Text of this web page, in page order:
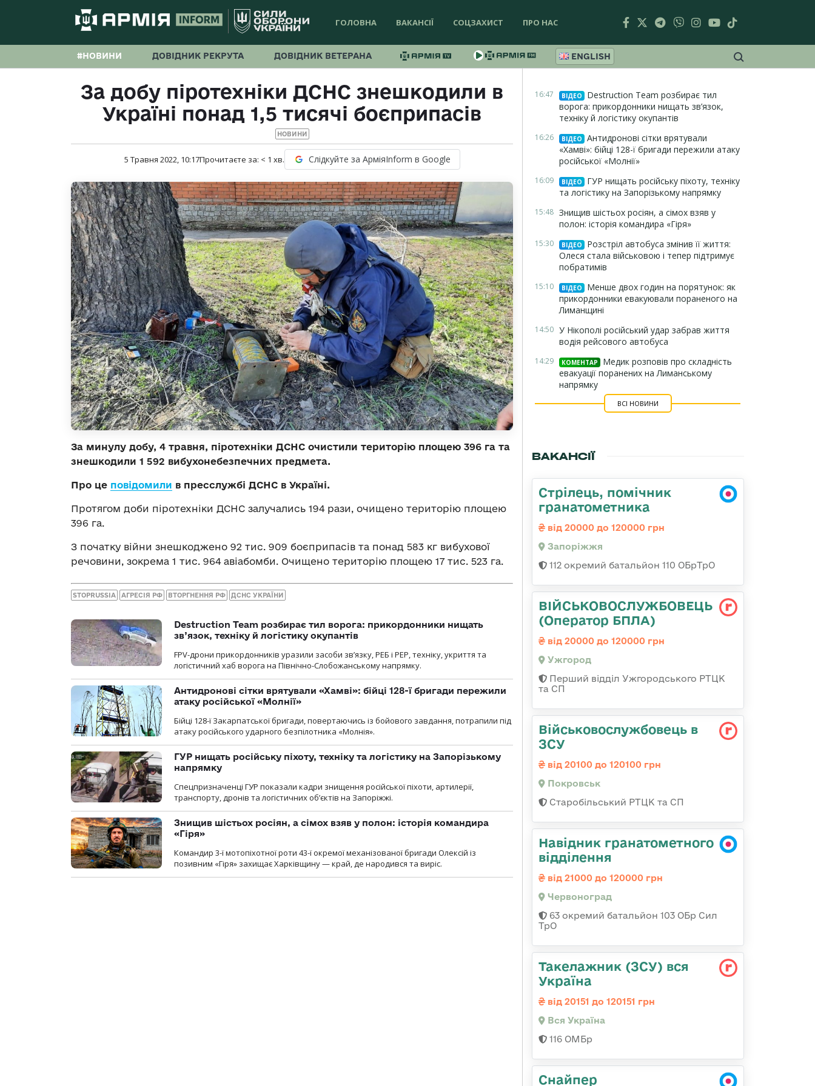
ГОЛОВНА ВАКАНСІЇ СОЦЗАХИСТ ПРО НАС
#НОВИНИ ДОВІДНИК РЕКРУТА ДОВІДНИК ВЕТЕРАНА ENGLISH
За добу піротехніки ДСНС знешкодили в
Україні понад 1,5 тисячі боєприпасів
НОВИНИ
5 Травня 2022, 10:17Прочитаєте за: < 1 хв. Слідкуйте за АрміяInform в Google
За минулу добу, 4 травня, піротехніки ДСНС очистили територію площею 396 га та
знешкодили 1 592 вибухонебезпечних предмета.
Про це повідомили в пресслужбі ДСНС в Україні.
Протягом доби піротехніки ДСНС залучались 194 рази, очищено територію площею
396 га.
З початку війни знешкоджено 92 тис. 909 боєприпасів та понад 583 кг вибухової
речовини, зокрема 1 тис. 964 авіабомби. Очищено територію площею 17 тис. 523 га.
STOPRUSSIA АГРЕСІЯ РФ ВТОРГНЕННЯ РФ ДСНС УКРАЇНИ
Destruction Team розбирає тил ворога: прикордонники нищать
зв’язок, техніку й логістику окупантів
FPV-дрони прикордонників уразили засоби зв’язку, РЕБ і РЕР, техніку, укриття та
логістичний хаб ворога на Північно-Слобожанському напрямку.
Антидронові сітки врятували «Хамві»: бійці 128-ї бригади пережили
атаку російської «Молнії»
Бійці 128-ї Закарпатської бригади, повертаючись із бойового завдання, потрапили під
атаку російського ударного безпілотника «Молнія».
ГУР нищать російську піхоту, техніку та логістику на Запорізькому
напрямку
Спецпризначенці ГУР показали кадри знищення російської піхоти, артилерії,
транспорту, дронів та логістичних об’єктів на Запоріжжі.
Знищив шістьох росіян, а сімох взяв у полон: історія командира
«Гіря»
Командир 3-ї мотопіхотної роти 43-ї окремої механізованої бригади Олексій із
позивним «Гіря» захищає Харківщину — край, де народився та виріс.
16:47 ВІДЕО
Destruction Team розбирає тил
ворога: прикордонники нищать зв’язок,
техніку й логістику окупантів
16:26 ВІДЕО
Антидронові сітки врятували
«Хамві»: бійці 128-ї бригади пережили атаку
російської «Молнії»
16:09 ВІДЕО
ГУР нищать російську піхоту, техніку
та логістику на Запорізькому напрямку
15:48 Знищив шістьох росіян, а сімох взяв у
полон: історія командира «Гіря»
15:30 ВІДЕО
Розстріл автобуса змінив її життя:
Олеся стала військовою і тепер підтримує
побратимів
15:10 ВІДЕО
Менше двох годин на порятунок: як
прикордонники евакуювали пораненого на
Лиманщині
14:50 У Нікополі російський удар забрав життя
водія рейсового автобуса
14:29 КОМЕНТАР
Медик розповів про складність
евакуації поранених на Лиманському
напрямку
ВСІ НОВИНИ
ВАКАНСІЇ
Стрілець, помічник
гранатометника
від 20000 до 120000 грн
Запоріжжя
112 окремий батальйон 110 ОБрТрО
ВІЙСЬКОВОСЛУЖБОВЕЦЬ
(Оператор БПЛА)
від 20000 до 120000 грн
Ужгород
Перший відділ Ужгородського РТЦК
та СП
Військовослужбовець в
ЗСУ
від 20100 до 120100 грн
Покровськ
Старобільський РТЦК та СП
Навідник гранатометного
відділення
від 21000 до 120000 грн
Червоноград
63 окремий батальйон 103 ОБр Сил
ТрО
Такелажник (ЗСУ) вся
Україна
від 20151 до 120151 грн
Вся Україна
116 ОМБр
Снайпер